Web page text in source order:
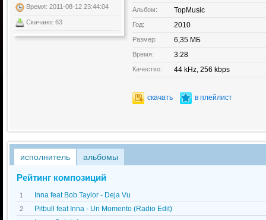
Время: 2011-08-12 23:44:04
Скачано: 63
Альбом: TopMusic
Год: 2010
Размер: 6,35 МБ
Время: 3:28
Качество: 44 kHz, 256 kbps
скачать в плейлист
исполнитель альбомы
Рейтинг композиций
1 Inna feat Bob Taylor - Deja Vu
2 Pitbull feat Inna - Un Momento (Radio Edit)